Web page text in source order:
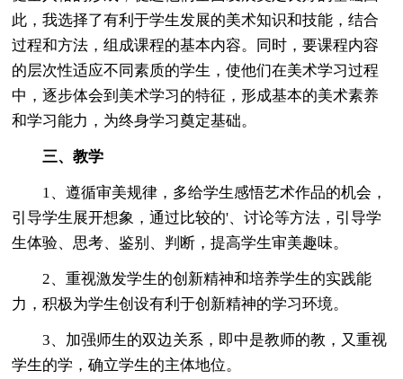
此，我选择了有利于学生发展的美术知识和技能，结合
过程和方法，组成课程的基本内容。同时，要课程内容
的层次性适应不同素质的学生，使他们在美术学习过程
中，逐步体会到美术学习的特征，形成基本的美术素养
和学习能力，为终身学习奠定基础。
三、教学
1、遵循审美规律，多给学生感悟艺术作品的机会，
引导学生展开想象，通过比较的'、讨论等方法，引导学
生体验、思考、鉴别、判断，提高学生审美趣味。
2、重视激发学生的创新精神和培养学生的实践能
力，积极为学生创设有利于创新精神的学习环境。
3、加强师生的双边关系，即中是教师的教，又重视
学生的学，确立学生的主体地位。